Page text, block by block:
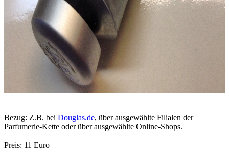
Bezug: Z.B. bei Douglas.de, über ausgewählte Filialen der
Parfumerie-Kette oder über ausgewählte Online-Shops.
Preis: 11 Euro